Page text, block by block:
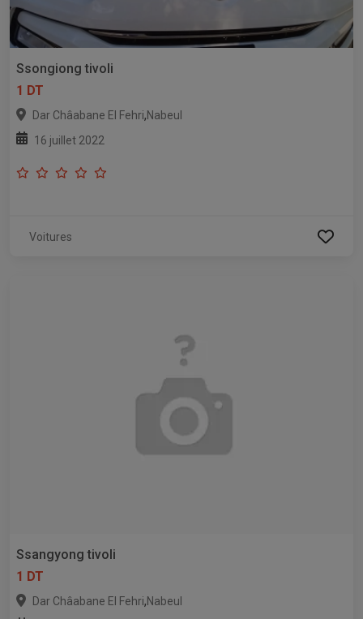
Ssongiong tivoli
1 DT
Dar Châabane El Fehri,Nabeul
16 juillet 2022
Voitures
Ssangyong tivoli
1 DT
Dar Châabane El Fehri,Nabeul